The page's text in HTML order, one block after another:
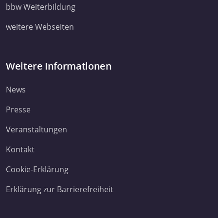
ihnen bereitgestellt haben oder die sie im Rahmen Ihrer
Cookies, wenn Sie unsere Webseite weiterhin nutzen.
bbw Weiterbildung
weitere Webseiten
Weitere Informationen
News
Presse
Veranstaltungen
Kontakt
Cookie-Erklärung
Erklärung zur Barrierefreiheit